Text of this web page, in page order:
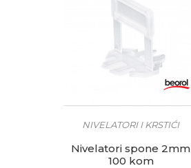
NIVELATORI I KRSTIĆI
Nivelatori spone 2mm
100 kom